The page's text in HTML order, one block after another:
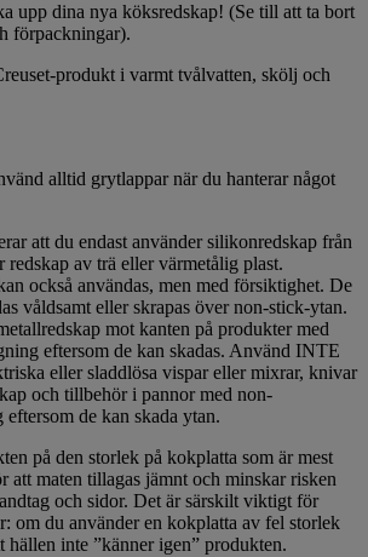
upp dina nya köksredskap! (Se till att ta bort
förpackningar).
produkt i varmt tvålvatten, skölj och
alltid grytlappar när du hanterar något
att du endast använder silikonredskap från
redskap av trä eller värmetålig plast.
också användas, men med försiktighet. De
våldsamt eller skrapas över non-stick-ytan.
mot kanten på produkter med
eftersom de kan skadas. Använd INTE
eller sladdlösa vispar eller mixrar, knivar
och tillbehör i pannor med non-
de kan skada ytan.
på den storlek på kokplatta som är mest
att maten tillagas jämnt och minskar risken
och sidor. Det är särskilt viktigt för
om du använder en kokplatta av fel storlek
hällen inte ”känner igen” produkten.